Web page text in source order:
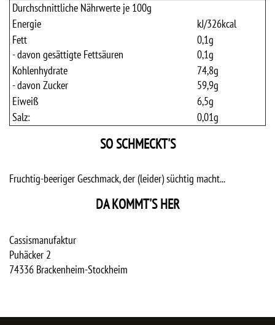
Durchschnittliche Nährwerte je 100g
Energie
kJ/326kcal
Fett
- davon gesättigte Fettsäuren
0,1g
0,1g
Kohlenhydrate
- davon Zucker
74,8g
59,9g
Eiweiß
6,5g
Salz:
0,01g
SO SCHMECKT'S
Fruchtig-beeriger Geschmack, der (leider) süchtig macht...
DA KOMMT'S HER
Cassismanufaktur
Puhäcker 2
74336 Brackenheim-Stockheim